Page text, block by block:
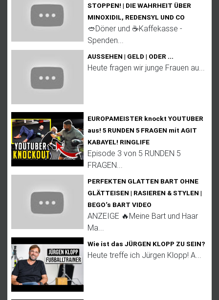
STOPPEN! | DIE WAHRHEIT ÜBER
MINOXIDIL, REDENSYL UND CO
🥙Döner und ☕Kaffekasse -
Spenden...
AUSSEHEN | GELD | ODER ...
Heute fragen wir junge Frauen au...
EUROPAMEISTER knockt YOUTUBER
aus! 5 RUNDEN 5 FRAGEN mit AGIT
KABAYEL! RINGLIFE
Episode 3 von 5 RUNDEN 5
FRAGEN...
PERFEKTEN GLATTEN BART OHNE
GLÄTTEISEN | RASIEREN & STYLEN |
BEGO‘s BART VIDEO
ANZEIGE 🔥Meine Bart und Haar
Ma...
Wie ist das JÜRGEN KLOPP ZU SEIN?
Heute treffe ich Jürgen Klopp! A...